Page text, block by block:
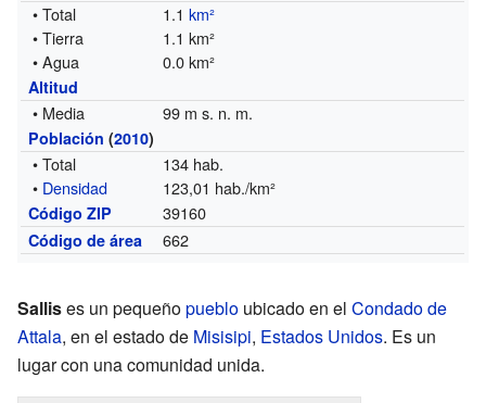
• Total 1.1km²
• Tierra
1.1 km²
• Agua
0.0 km²
Altitud
• Media 99 m s. n. m.
Población (2010)
• Total
134 hab.
• Densidad 123,01 hab./km²
Código ZIP 39160
Código de área 662
Sallises un pequeñopueblo ubicado en el Condado de
Attala, en el estado de Misisipi, Estados Unidos. Es un
lugar con una comunidad unida.